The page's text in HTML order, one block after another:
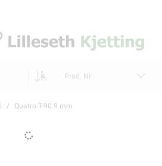
Prod. Nr
Quatro T-90 9 mm